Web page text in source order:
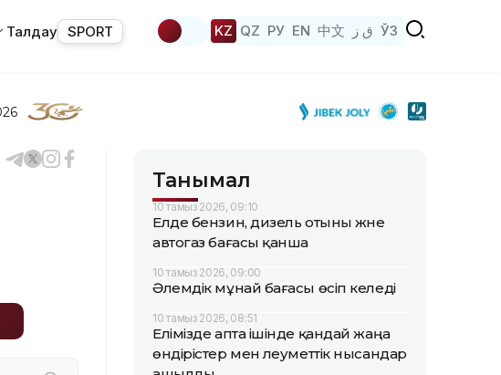
Талдау SPORT KZ QZ РУ EN 中文 ق ز ЎЗ
Танымал
10 тамыз 2026, 09:10
Елде бензин, дизель отыны және
автогаз бағасы қанша
10 тамыз 2026, 09:00
Әлемдік мұнай бағасы өсіп келеді
10 тамыз 2026, 08:51
Елімізде апта ішінде қандай жаңа
өндірістер мен әлеуметтік нысандар